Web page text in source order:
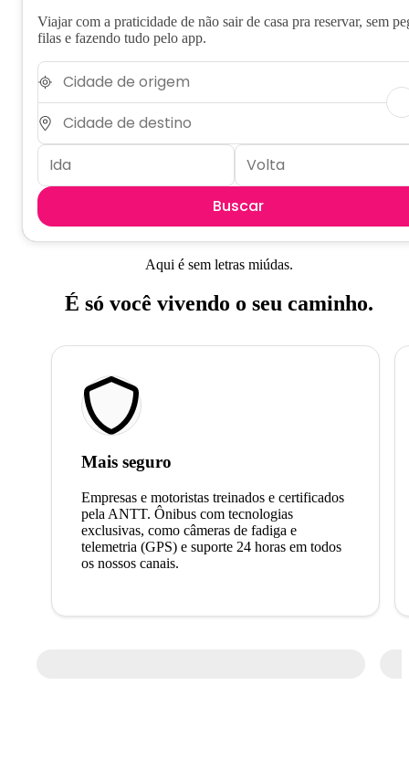
Viajar com a praticidade de não sair de casa pra reservar, sem
filas e fazendo tudo pelo app.
Buscar
Aqui é sem letras miúdas.
É só você vivendo o seu caminho.
Mais seguro
Empresas e motoristas treinados e certificados
pela ANTT. Ônibus com tecnologias
exclusivas, como câmeras de fadiga e
telemetria (GPS) e suporte 24 horas em todos
os nossos canais.